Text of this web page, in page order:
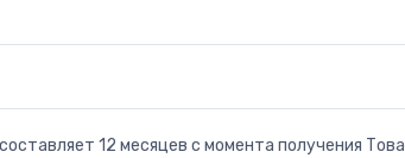
12 месяцев с момента получения